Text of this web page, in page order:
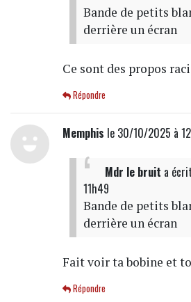
Bande de petits
derrière un écran
Ce sont des propos
Répondre
Memphis le 30/10/2025 à
Mdr le bruit a écrit
11h49
Bande de petits
derrière un écran
Fait voir ta bobine et
Répondre